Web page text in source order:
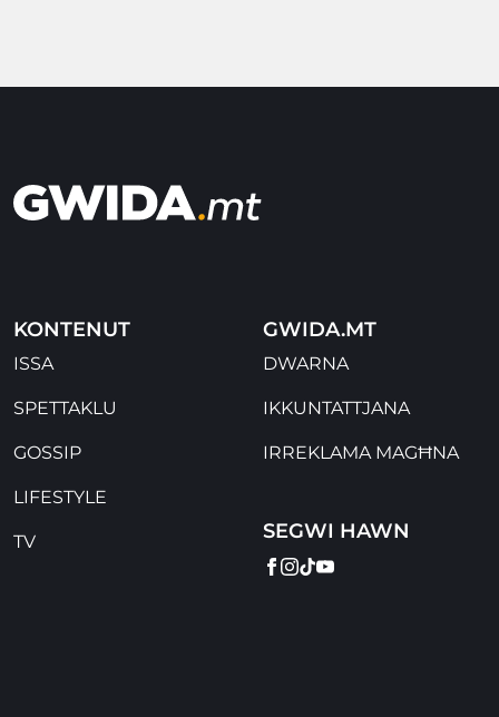
KONTENUT
ISSA
SPETTAKLU
GOSSIP
LIFESTYLE
TV
GWIDA.MT
DWARNA
IKKUNTATTJANA
IRREKLAMA MAGĦNA
SEGWI HAWN
FACEBOOK
INSTAGRAM
TIKTOK
YOUTUBE